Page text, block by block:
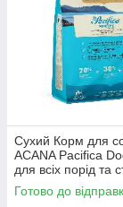
Сухий Корм для
ACANA Pacifica
для всіх порід та
2 кг (a54120)
Готово до